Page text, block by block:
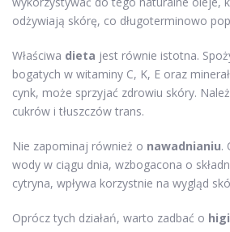
odżywiają skórę, co długoterminowo
Właściwa dieta jest równie istotna.
bogatych w witaminy C, K, E oraz
cynk, może sprzyjać zdrowiu skóry.
cukrów i tłuszczów trans.
Nie zapominaj również o nawadnianiu.
wody w ciągu dnia, wzbogacona o
cytryna, wpływa korzystnie na wygląd
Oprócz tych działań, warto zadbać o